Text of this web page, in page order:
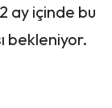
ay içinde bu
bekleniyor.